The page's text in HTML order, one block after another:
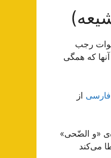
رجب
که همگی
از
«و الضّحى»
می‌کند